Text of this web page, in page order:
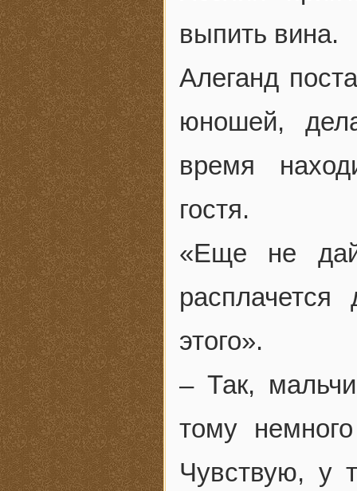
выпить вина.
Алеганд
юношей,
время
гостя.
«Еще не
этого».
– Так,
тому
Чувствую, у